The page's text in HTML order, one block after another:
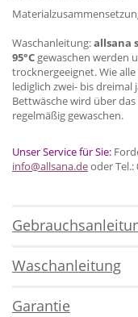
Waschanleitung:allsana
95°C gewaschen werden
trocknergeeignet. Wie
lediglich zwei- bis
Bettwäsche wird über
regelmäßig gewaschen.
Unser Service für Sie:
info@allsana.deoder Tel.:
Waschanleitung
Garantie